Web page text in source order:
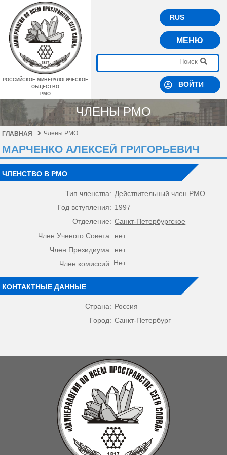
РОССИЙСКОЕ МИНЕРАЛОГИЧЕСКОЕ
ОБЩЕСТВО
–РМО–
RUS
МЕНЮ
ВОЙТИ
ЧЛЕНЫ РМО
ГЛАВНАЯ Члены РМО
МАРЧЕНКО АЛЕКСЕЙ ГРИГОРЬЕВИЧ
ЧЛЕНСТВО В РМО
Тип членства: Действительный член РМО
Год вступления: 1997
Отделение: Санкт-Петербургское
Член Ученого Совета: нет
Член Президиума: нет
Член комиссий: Нет
КОНТАКТНЫЕ ДАННЫЕ
Страна: Россия
Город: Санкт-Петербург